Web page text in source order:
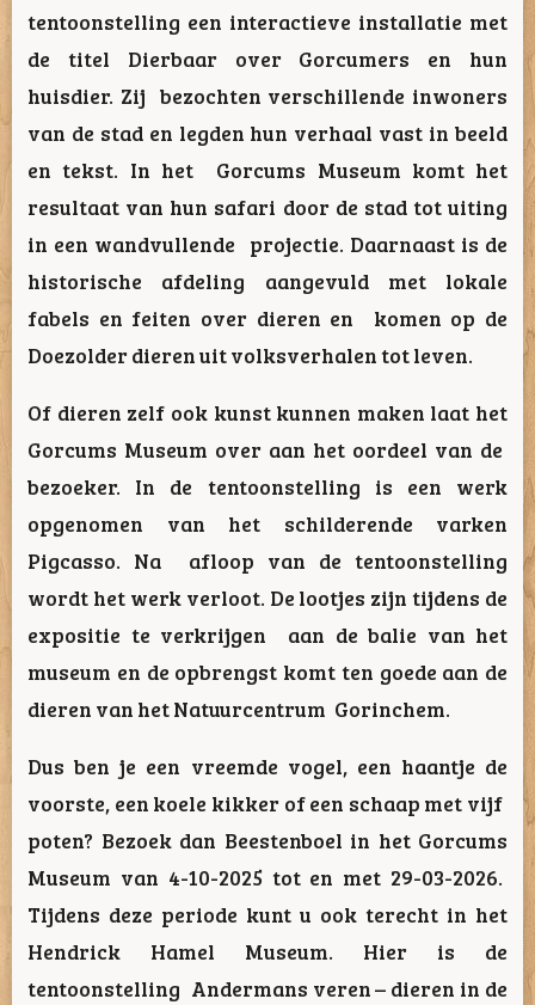
tentoonstelling een interactieve installatie met
de titel Dierbaar over Gorcumers en hun
huisdier. Zij bezochten verschillende inwoners
van de stad en legden hun verhaal vast in beeld
en tekst. In het Gorcums Museum komt het
resultaat van hun safari door de stad tot uiting
in een wandvullende projectie. Daarnaast is de
historische afdeling aangevuld met lokale
fabels en feiten over dieren en komen op de
Doezolder dieren uit volksverhalen tot leven.
Of dieren zelf ook kunst kunnen maken laat het
Gorcums Museum over aan het oordeel van de
bezoeker. In de tentoonstelling is een werk
opgenomen van het schilderende varken
Pigcasso. Na afloop van de tentoonstelling
wordt het werk verloot. De lootjes zijn tijdens de
expositie te verkrijgen aan de balie van het
museum en de opbrengst komt ten goede aan de
dieren van het Natuurcentrum Gorinchem.
Dus ben je een vreemde vogel, een haantje de
voorste, een koele kikker of een schaap met vijf
poten? Bezoek dan Beestenboel in het Gorcums
Museum van 4-10-2025 tot en met 29-03-2026.
Tijdens deze periode kunt u ook terecht in het
Hendrick Hamel Museum. Hier is de
tentoonstelling Andermans veren – dieren in de